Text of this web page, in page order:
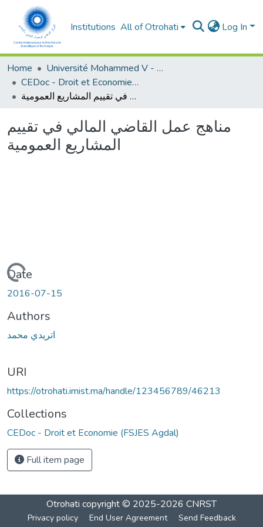
Institutions All of Otrohati Log In
Home
Université Mohammed V - Rabat
CEDoc - Droit et Economie (FSJES Agdal)
مناهج عمل القاضي المالي في تقييم المشاريع العمومية
مناهج عمل القاضي المالي في تقييم
المشاريع العمومية
Loading...
Date
2016-07-15
Authors
اتريدي محمد
URI
https://otrohati.imist.ma/handle/123456789/46213
Collections
CEDoc - Droit et Economie (FSJES Agdal)
Full item page
Otrohati copyright © 2025-2026 CNRST
Privacy policy End User Agreement Send Feedback